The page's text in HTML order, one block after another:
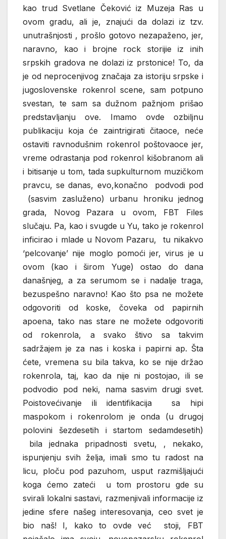
kao trud Svetlane Čeković iz Muzeja Ras u
ovom gradu, ali je, znajući da dolazi iz tzv.
unutrašnjosti , prošlo gotovo nezapaženo, jer,
naravno, kao i brojne rock storijie iz inih
srpskih gradova ne dolazi iz prstonice! To, da
je od neprocenjivog značaja za istoriju srpske i
jugoslovenske rokenrol scene, sam potpuno
svestan, te sam sa dužnom pažnjom prišao
predstavljanju ove. Imamo ovde ozbiljnu
publikaciju koja će zaintrigirati čitaoce, neće
ostaviti ravnodušnim rokenrol poštovaoce jer,
vreme odrastanja pod rokenrol kišobranom ali
i bitisanje u tom, tada supkulturnom muzičkom
pravcu, se danas, evo,konačno podvodi pod
(sasvim zasluženo) urbanu hroniku jednog
grada, Novog Pazara u ovom, FBT Files
slučaju. Pa, kao i svugde u Yu, tako je rokenrol
inficirao i mlade u Novom Pazaru, tu nikakvo
‘pelcovanje’ nije moglo pomoći jer, virus je u
ovom (kao i širom Yuge) ostao do dana
današnjeg, a za serumom se i nadalje traga,
bezuspešno naravno! Kao što psa ne možete
odgovoriti od koske, čoveka od papirnih
apoena, tako nas stare ne možete odgovoriti
od rokenrola, a svako štivo sa takvim
sadržajem je za nas i koska i papirni ap. Šta
ćete, vremena su bila takva, ko se nije držao
rokenrola, taj, kao da nije ni postojao, ili se
podvodio pod neki, nama sasvim drugi svet.
Poistovećivanje ili identifikacija sa hipi
maspokom i rokenrolom je onda (u drugoj
polovini šezdesetih i startom sedamdesetih)
bila jednaka pripadnosti svetu, , nekako,
ispunjenju svih želja, imali smo tu radost na
licu, ploču pod pazuhom, usput razmišljajući
koga ćemo zateći u tom prostoru gde su
svirali lokalni sastavi, razmenjivali informacije iz
jedine sfere našeg interesovanja, ceo svet je
bio naš! I, kako to ovde već stoji, FBT